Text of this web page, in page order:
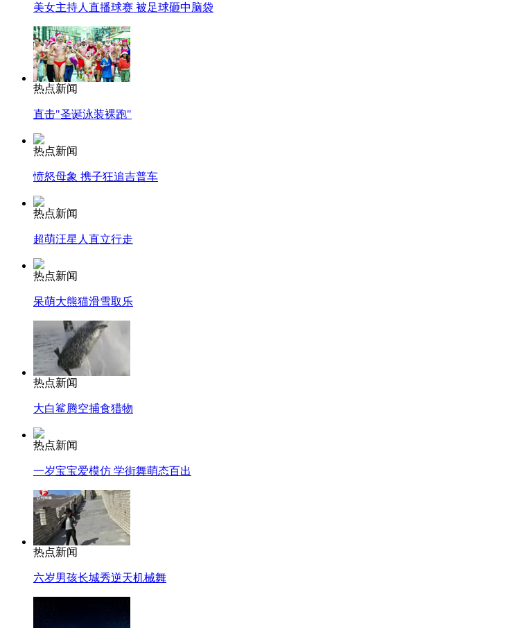
美女主持人直播球赛 被足球砸中脑袋
热点新闻
直击"圣诞泳装裸跑"
热点新闻
愤怒母象 携子狂追吉普车
热点新闻
超萌汪星人直立行走
热点新闻
呆萌大熊猫滑雪取乐
热点新闻
大白鲨腾空捕食猎物
热点新闻
一岁宝宝爱模仿 学街舞萌态百出
热点新闻
六岁男孩长城秀逆天机械舞